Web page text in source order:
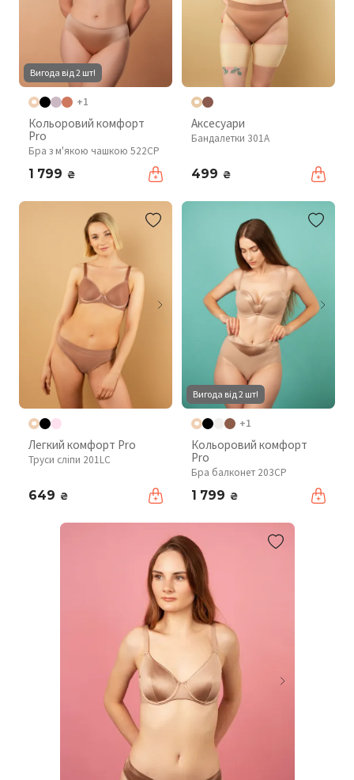
Вигода від 2 шт!
+1
Кольоровий комфорт
Pro
Бра з м'якою чашкою 522CP
1 799 ₴
Аксесуари
Бандалетки 301A
499 ₴
Легкий комфорт Pro
Труси сліпи 201LC
649 ₴
Вигода від 2 шт!
+1
Кольоровий комфорт
Pro
Бра балконет 203CP
1 799 ₴